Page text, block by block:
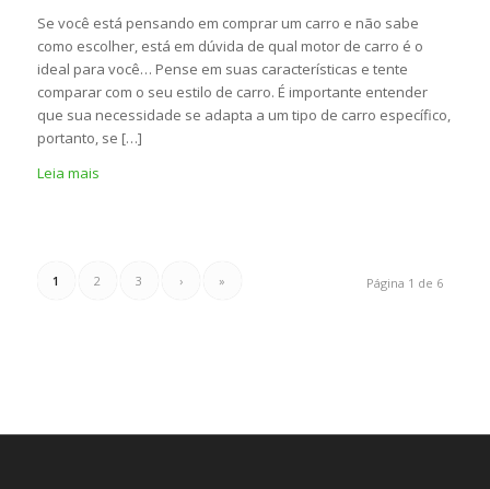
Se você está pensando em comprar um carro e não sabe
como escolher, está em dúvida de qual motor de carro é o
ideal para você… Pense em suas características e tente
comparar com o seu estilo de carro. É importante entender
que sua necessidade se adapta a um tipo de carro específico,
portanto, se […]
Leia mais
Página 1 de 6
1 2 3 › »